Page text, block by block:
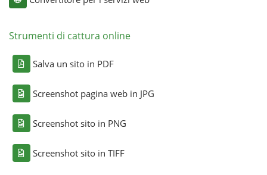
Strumenti di cattura online
Salva un sito in PDF
Screenshot pagina web in JPG
Screenshot sito in PNG
Screenshot sito in TIFF